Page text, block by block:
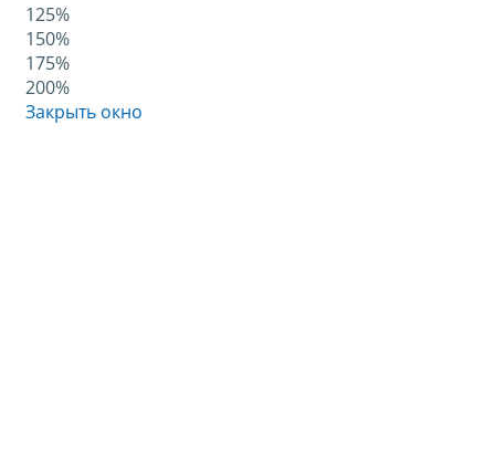
125%
150%
175%
200%
Закрыть окно